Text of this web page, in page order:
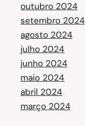
outubro 2024
setembro 2024
agosto 2024
julho 2024
junho 2024
maio 2024
abril 2024
março 2024